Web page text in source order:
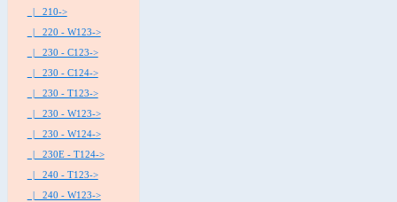
|_ 210->
|_ 220 - W123->
|_ 230 - C123->
|_ 230 - C124->
|_ 230 - T123->
|_ 230 - W123->
|_ 230 - W124->
|_ 230E - T124->
|_ 240 - T123->
|_ 240 - W123->